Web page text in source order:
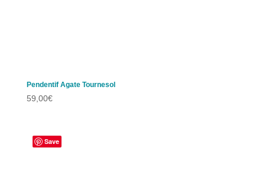
Pendentif Agate Tournesol
59,00€
Save